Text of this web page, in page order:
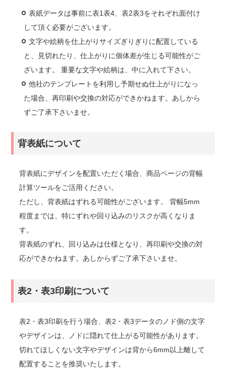
表紙データは事前に表1表4、表2表3をそれぞれ面付け
して頂く必要がございます。
文字や絵柄を仕上がりサイズぎりぎりに配置している
と、見切れたり、仕上がりに個体差が生じる可能性がご
ざいます。 重要な文字や絵柄は、中に入れて下さい。
他社のテンプレートを利用し予期せぬ仕上がりになっ
た場合、再印刷や交換の対応ができかねます。あしから
ずご了承下さいませ。
背表紙について
背表紙にデザインを配置いただく場合、商品ページの背幅
計算ツールをご活用ください。
ただし、背表紙はずれる可能性がございます。 背幅5mm
程度までは、特にずれや回り込みのリスクが高くなりま
す。
背表紙のずれ、回り込みは仕様となり、再印刷や交換の対
応ができかねます。あしからずご了承下さいませ。
表2・表3印刷について
表2・表3印刷を行う場合、表2・表3データのノド側の文字
やデザインは、ノドに隠れて仕上がる可能性があります。
切れてほしくない文字やデザインは背から6mm以上離して
配置することを推奨いたします。